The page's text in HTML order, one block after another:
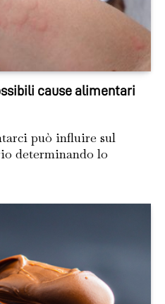
cause alimentari
può influire sul
determinando lo